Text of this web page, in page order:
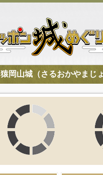
猿岡山城（さるおかやまじょ